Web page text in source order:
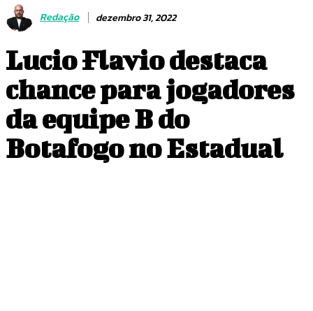
Redação dezembro 31, 2022
Lucio Flavio destaca
chance para jogadores
da equipe B do
Botafogo no Estadual